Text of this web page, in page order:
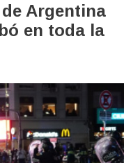
Argentina
en toda la